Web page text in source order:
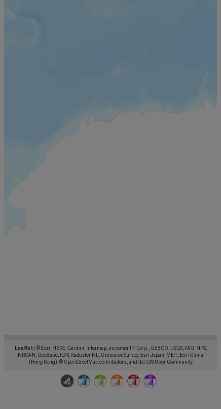
Leaflet
© Esri, HERE, Garmin, Intermap, increment P Corp., GEBCO, USGS, FAO, NPS,
NRCAN, GeoBase, IGN, Kadaster NL, Ordnance Survey, Esri Japan, METI, Esri China
(Hong Kong), © OpenStreetMap contributors, and the GIS User Community